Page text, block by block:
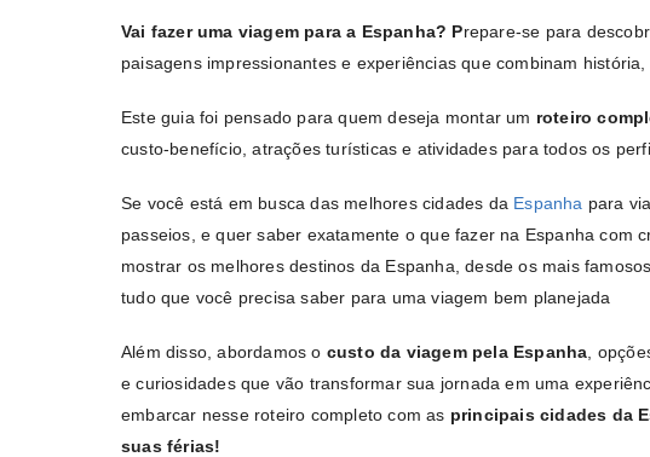
Vai fazer uma viagem para a Espanha? Prepare-se para
paisagens impressionantes e experiências que combinam
Este guia foi pensado para quem deseja montar um roteiro
custo-benefício, atrações turísticas e atividades para todos os
Se você está em busca das melhores cidades da Espanha para
passeios, e quer saber exatamente o que fazer na Espanha com
mostrar os melhores destinos da Espanha, desde os mais
tudo que você precisa saber para uma viagem bem planejada
Além disso, abordamos o custo da viagem pela Espanha ,
e curiosidades que vão transformar sua jornada em uma
embarcar nesse roteiro completo com as principais cidades da
suas férias!